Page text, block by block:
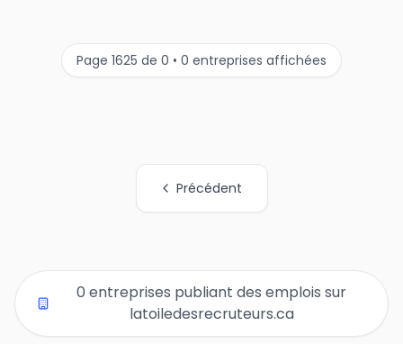
Page 1625 de 0 • 0 entreprises affichées
Précédent
0 entreprises publiant des emplois sur
latoiledesrecruteurs.ca